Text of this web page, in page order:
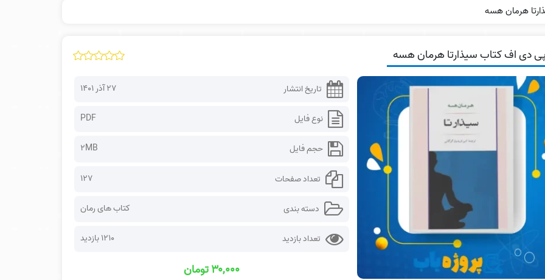
هرمان هسه
دی اف کتاب سیذارتا هرمان هسه
تاریخ انتشار ۲۷ آذر ۱۴۰۱
نوع فایل PDF
حجم فایل 2MB
تعداد صفحات 127
دسته بندی کتاب های رمان
تعداد بازدید 1210 بازدید
۳۰,۰۰۰ تومان